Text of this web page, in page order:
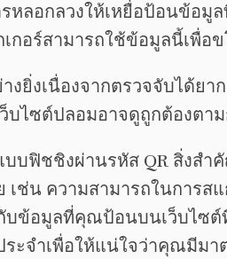
ลอกลวงให้เหยื่อป้อนข้อมู
กอร์สามารถใช้ข้อมูลนี้เพื่อ
ยิ่งเนื่องจากตรวจจับได้ย
บไซต์ปลอมอาจดูถูกต้องตา
บฟิชชิงผ่านรหัส QR สิ่งสำ
ช่น ความสามารถในการส
ข้อมูลที่คุณป้อนบนเว็บไซต์
ะจำเพื่อให้แน่ใจว่าคุณมีม